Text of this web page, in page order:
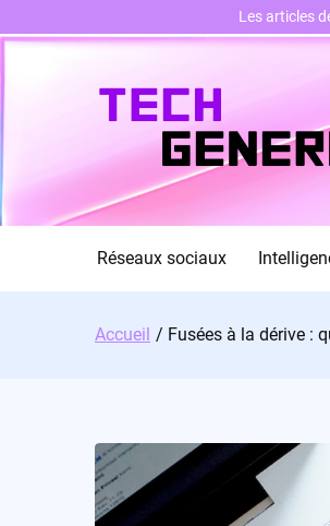
Skip
Réseaux sociaux
Accueil Fusées à la dérive :
Les articles